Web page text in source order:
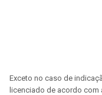
Exceto no caso de
licenciado de acordo com